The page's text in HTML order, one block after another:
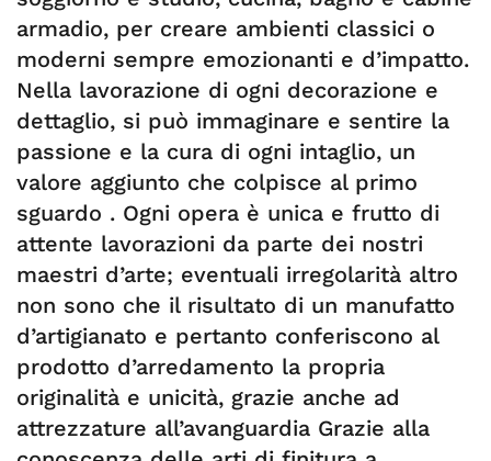
armadio, per creare ambienti classici o
moderni sempre emozionanti e d’impatto.
Nella lavorazione di ogni decorazione e
dettaglio, si può immaginare e sentire la
passione e la cura di ogni intaglio, un
valore aggiunto che colpisce al primo
sguardo . Ogni opera è unica e frutto di
attente lavorazioni da parte dei nostri
maestri d’arte; eventuali irregolarità altro
non sono che il risultato di un manufatto
d’artigianato e pertanto conferiscono al
prodotto d’arredamento la propria
originalità e unicità, grazie anche ad
attrezzature all’avanguardia Grazie alla